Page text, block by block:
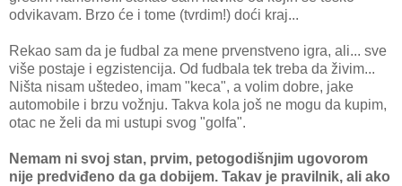
odvikavam. Brzo će i tome (tvrdim!) doći kraj...
Rekao sam da je fudbal za mene prvenstveno igra, ali... sve
više postaje i egzistencija. Od fudbala tek treba da živim...
Ništa nisam uštedeo, imam "keca", a volim dobre, jake
automobile i brzu vožnju. Takva kola još ne mogu da kupim,
otac ne želi da mi ustupi svog "golfa".
Nemam ni svoj stan, prvim, petogodišnjim ugovorom
nije predviđeno da ga dobijem. Takav je pravilnik, ali ako